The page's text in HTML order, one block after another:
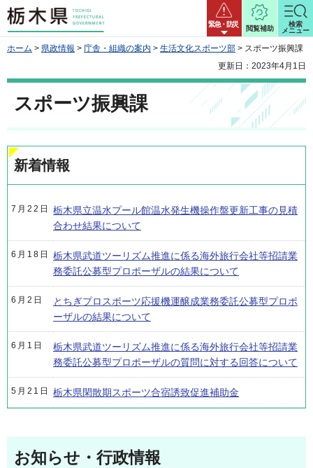
栃木県 緊急・防災
閲覧補助
検索
メニュー
ホーム > 県政情報 > 庁舎・組織の案内 > 生活文化スポーツ部 > スポーツ振興課
更新日：2023年4月1日
スポーツ振興課
新着情報
7月22日
栃木県立温水プール館温水発生機操作盤更新工事の見積
合わせ結果について
6月18日
栃木県武道ツーリズム推進に係る海外旅行会社等招請業
務委託公募型プロポーザルの結果について
6月2日
とちぎプロスポーツ応援機運醸成業務委託公募型プロポ
ーザルの結果について
6月1日
栃木県武道ツーリズム推進に係る海外旅行会社等招請業
務委託公募型プロポーザルの質問に対する回答について
5月21日 栃木県閑散期スポーツ合宿誘致促進補助金
お知らせ・行政情報